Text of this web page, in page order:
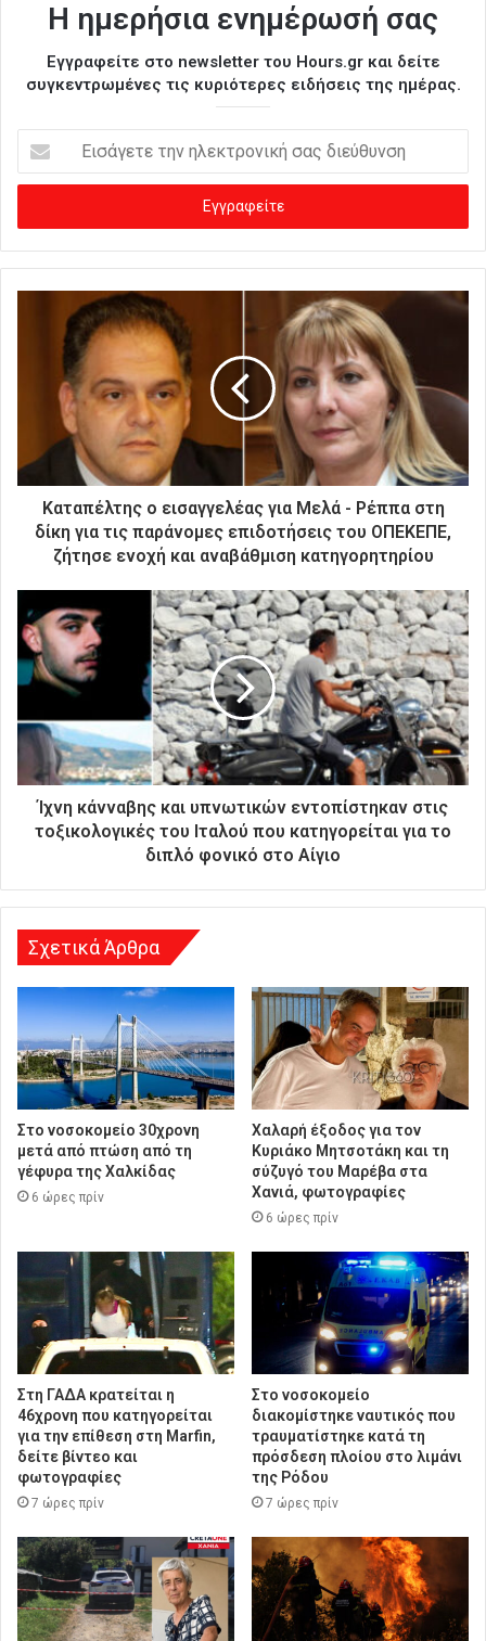
Η ημερήσια ενημέρωσή σας
Εγγραφείτε στο newsletter του Hours.gr και δείτε
συγκεντρωμένες τις κυριότερες ειδήσεις της ημέρας.
σ
γ
ε
τ
σ
α
ς
ι
ε
η
Καταπέλτης ο εισαγγελέας για Μελά - Ρέππα στη
δίκη για τις παράνομες επιδοτήσεις του ΟΠΕΚΕΠΕ,
ζήτησε ενοχή και αναβάθμιση κατηγορητηρίου
Ίχνη κάνναβης και υπνωτικών εντοπίστηκαν στις
τοξικολογικές του Ιταλού που κατηγορείται για το
διπλό φονικό στο Αίγιο
Σχετικά Άρθρα
Στο νοσοκομείο 30χρονη
μετά από πτώση από τη
γέφυρα της Χαλκίδας
6 ώρες πρίν
Χαλαρή έξοδος για τον
Κυριάκο Μητσοτάκη και τη
σύζυγό του Μαρέβα στα
Χανιά, φωτογραφίες
6 ώρες πρίν
Στη ΓΑΔΑ κρατείται η
46χρονη που κατηγορείται
για την επίθεση στη Marfin,
δείτε βίντεο και
φωτογραφίες
7 ώρες πρίν
Στο νοσοκομείο
διακομίστηκε ναυτικός που
τραυματίστηκε κατά τη
πρόσδεση πλοίου στο λιμάνι
της Ρόδου
7 ώρες πρίν